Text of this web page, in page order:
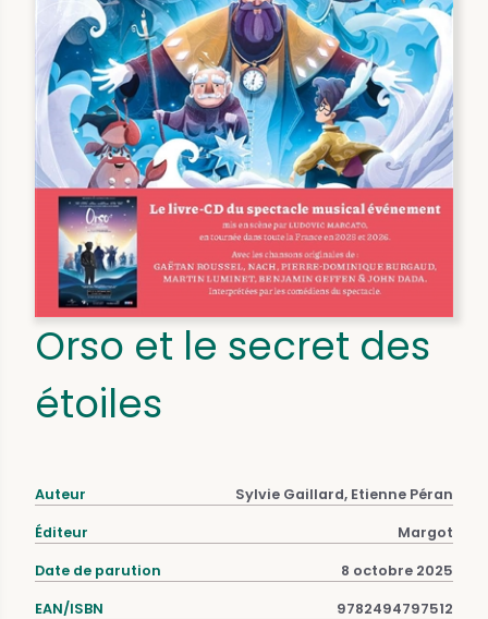
Orso et le secret des
étoiles
Auteur Sylvie Gaillard, Etienne Péran
Éditeur Margot
Date de parution 8 octobre 2025
EAN/ISBN 9782494797512